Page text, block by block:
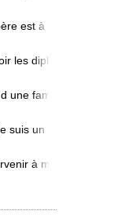
est à la retraite il y'a 8
les diplômes mais je
une famille pauvre et L' E
un homme marocain
à mes besoins ainsi